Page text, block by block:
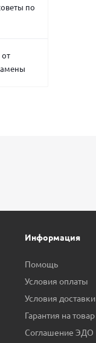
по
Информация
Помощь
Условия оплаты
Условия доставки
Гарантия на товар
Соглашение ЭДО